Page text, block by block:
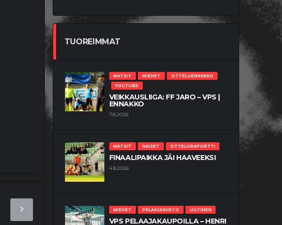
TUOREIMMAT
MATSIT MIEHET
OTTELUENNAKKO
YOUTUBE
VEIKKAUSLIIGA: FF JARO – VPS |
ENNAKKO
7.8.2026
MATSIT NAISET OTTELURAPORTTI
FINAALIPAIKKA JÄI HAAVEEKSI
4.8.2026
MIEHET PELAAJASIIRTO UUTINEN
VPS PELAAJAKAUPOILLA – HENRI